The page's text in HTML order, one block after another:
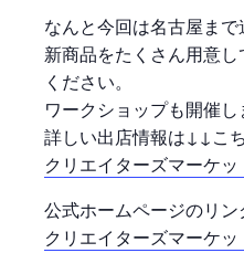
なんと今回は名古屋まで
新商品をたくさん用意
ください。
ワークショップも開催し
詳しい出店情報は↓↓こ
クリエイターズマーケッ
公式ホームページのリン
クリエイターズマーケ